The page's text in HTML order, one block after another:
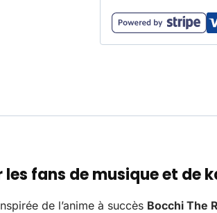
fans de musique et de
de l’anime à succès Bocchi The